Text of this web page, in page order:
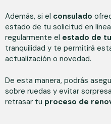
Además, si el consulado
estado de tu solicitud en
regularmente el estado de
tranquilidad y te permitirá
actualización o novedad.
De esta manera, podrás
sobre ruedas y evitar
retrasar tu proceso de